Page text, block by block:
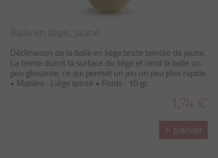
Balle en liège, jaune
Déclinaison de la balle en liège brute teintée de jaune.
La teinte durcit la surface du liège et rend la balle un
peu glissante, ce qui permet un jeu un peu plus rapide.
• Matière : Liège teinté • Poids : 10 gr.
1,74 €
+ panier